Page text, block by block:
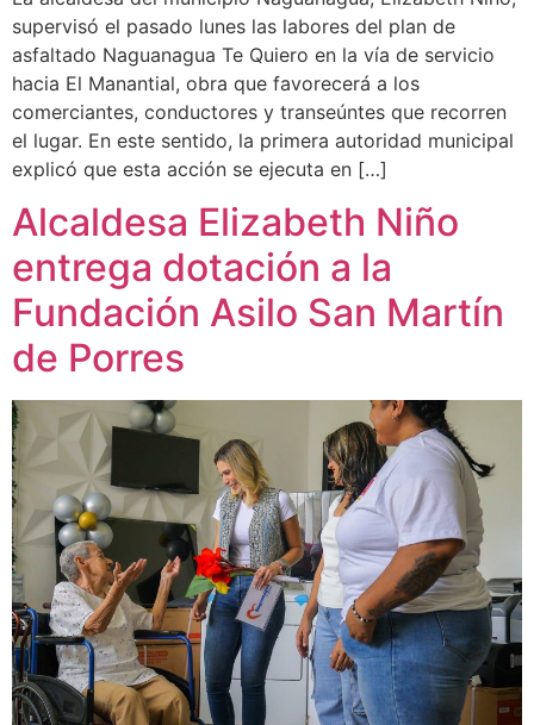
supervisó el pasado lunes las labores del plan de
asfaltado Naguanagua Te Quiero en la vía de servicio
hacia El Manantial, obra que favorecerá a los
comerciantes, conductores y transeúntes que recorren
el lugar. En este sentido, la primera autoridad municipal
explicó que esta acción se ejecuta en […]
Alcaldesa Elizabeth Niño
entrega dotación a la
Fundación Asilo San Martín
de Porres